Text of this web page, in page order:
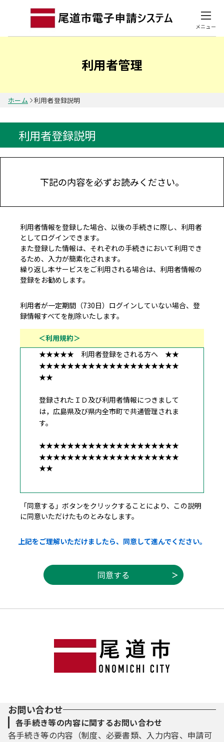
メニュー
利用者管理
ホーム 利用者登録説明
利用者登録説明
下記の内容を必ずお読みください。
利用者情報を登録した場合、以後の手続きに際し、利用者
としてログインできます。
また登録した情報は、それぞれの手続きにおいて利用でき
るため、入力が簡素化されます。
繰り返し本サービスをご利用される場合は、利用者情報の
登録をお勧めします。
利用者が一定期間（730日）ログインしていない場合、登
録情報すべてを削除いたします。
＜利用規約＞
★★★★★ 利用者登録をされる方へ ★★
★★★★★★★★★★★★★★★★★★★★
★★
登録されたＩＤ及び利用者情報につきまして
は，広島県及び県内全市町で共通管理されま
す。
★★★★★★★★★★★★★★★★★★★★
★★★★★★★★★★★★★★★★★★★★
★★
広島県・市町共同利用型電子申請システム利
用者規約
１ 目的
この規約は，利用者が広島県・市町共同利用
う。）を利用して広島県及び県内市町（以下
「県内自治体」という。）に申請・届出等の
（１）県内自治体は，この規約に従ってシス
テムを利用する者（以下「利用者」とい
う。）に対して，システムを提供するものと
します。なお，利用者は，利用の前に必ずこ
す。
（２）システムを利用する利用者は，この規
約に同意したものとします。
「同意する」ボタンをクリックすることにより、この説明
に同意いただけたものとみなします。
上記をご理解いただけましたら、同意して進んでください。
お問い合わせ
各手続き等の内容に関するお問い合わせ
各手続き等の内容（制度、必要書類、入力内容、申請可